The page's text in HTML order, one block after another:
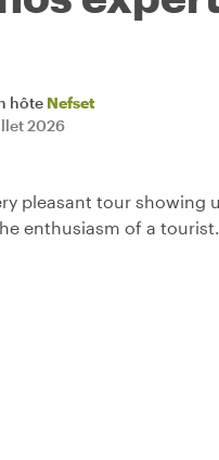
hôte Nefset
2026
pleasant tour showing
enthusiasm of a tourist.